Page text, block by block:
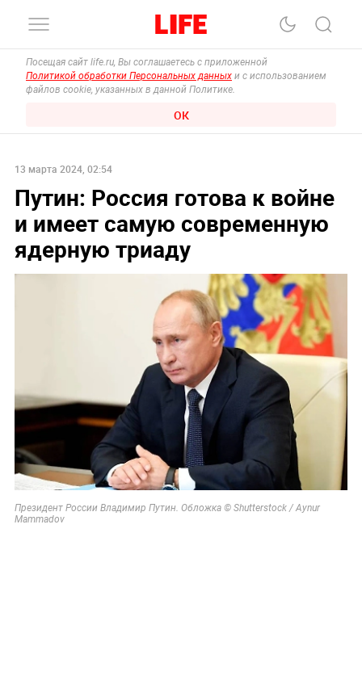
Посещая сайт life.ru, Вы соглашаетесь с приложенной
Политикой обработки Персональных данных и с использованием
файлов cookie, указанных в данной Политике.
ОК
13 марта 2024, 02:54
Путин: Россия готова к войне
и имеет самую современную
ядерную триаду
Президент России Владимир Путин. Обложка © Shutterstock / Aynur
Mammadov